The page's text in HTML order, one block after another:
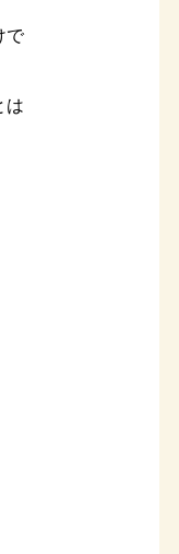
で
は